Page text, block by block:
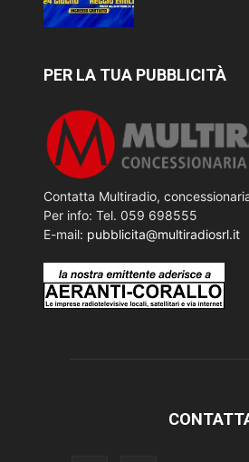
PER LA TUA PUBBLICITÀ
Contatta Multiradio,
Per info: Tel. 059 698555
E-mail: pubblicita@multiradiosrl.it